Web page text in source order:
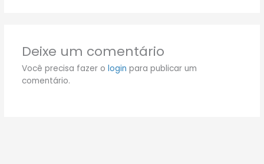
Deixe um comentário
Você precisa fazer o login para publicar um
comentário.